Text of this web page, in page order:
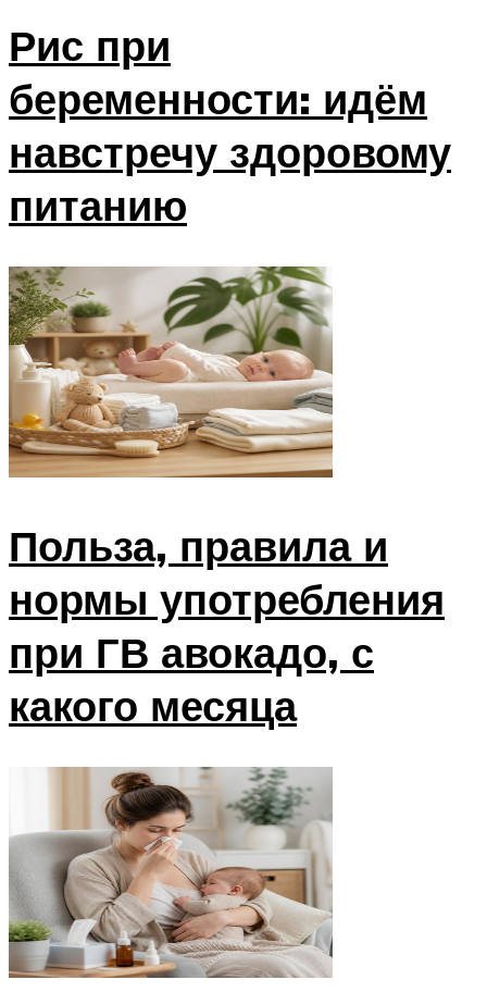
Рис при
беременности: идём
навстречу здоровому
питанию
Польза, правила и
нормы употребления
при ГВ авокадо, с
какого месяца